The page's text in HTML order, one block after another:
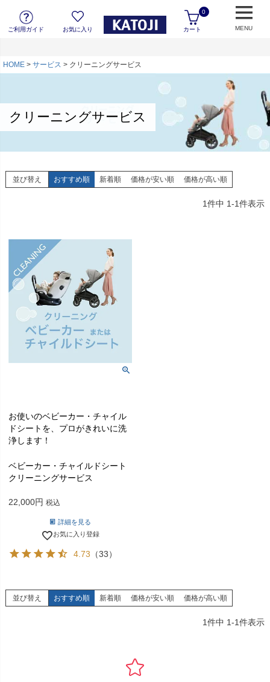
ご利用ガイド お気に入り カート
0
MENU
HOME サービス クリーニングサービス
クリーニングサービス
並び替え おすすめ順 新着順 価格が安い順 価格が高い順
1件中 1-1件表示
お使いのベビーカー・チャイル
ドシートを、プロがきれいに洗
浄します！
ベビーカー・チャイルドシート
クリーニングサービス
22,000 税込
詳細を見る
お気に入り登録
4.73 （33）
並び替え おすすめ順 新着順 価格が安い順 価格が高い順
1件中 1-1件表示